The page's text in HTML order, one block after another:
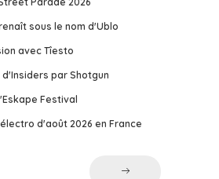
sous le nom d'Ublo
avec Tîesto
par Shotgun
Festival
d'août 2026 en France